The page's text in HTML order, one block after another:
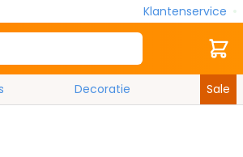
Klantenservice
Zoek Cart
Decoratie
Sale